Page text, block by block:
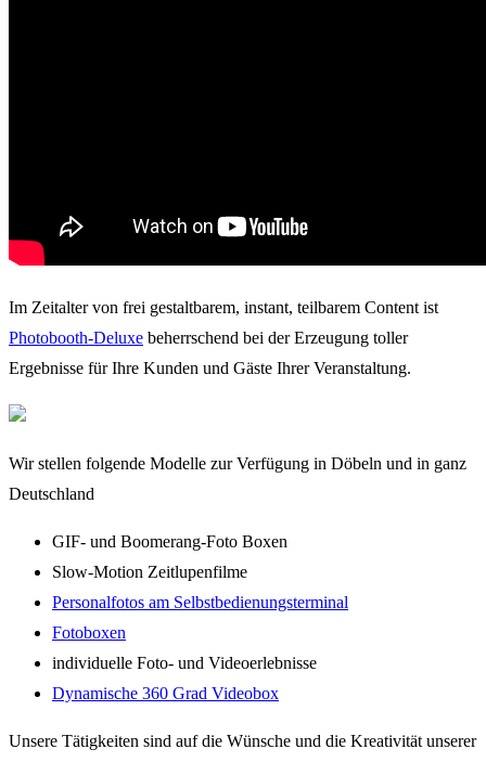
Im Zeitalter von frei gestaltbarem, instant, teilbarem Content ist
Photobooth-Deluxe beherrschend bei der Erzeugung toller
Ergebnisse für Ihre Kunden und Gäste Ihrer Veranstaltung.
Wir stellen folgende Modelle zur Verfügung in Döbeln und in ganz
Deutschland
GIF- und Boomerang-Foto Boxen
Slow-Motion Zeitlupenfilme
Personalfotos am Selbstbedienungsterminal
Fotoboxen
individuelle Foto- und Videoerlebnisse
Dynamische 360 Grad Videobox
Unsere Tätigkeiten sind auf die Wünsche und die Kreativität unserer